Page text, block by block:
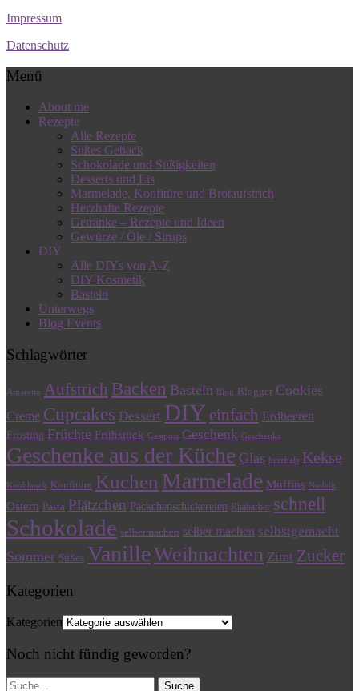
Impressum
Datenschutz
Menü
About me
Rezepte
Alle Rezepte
Süßes Gebäck
Schokolade und Süßigkeiten
Desserts und Eis
Marmelade, Konfitüre und Brotaufstrich
Herzhafte Rezepte
Getränke – Rezepte und Ideen
Gewürze / Öle / Sirups
DIY
Alle DIYs von A-Z
DIY Kosmetik
Basteln
Unterwegs
Blog Events
Schlagwörter
Amaretto Aufstrich Backen Basteln Blog Blogger Cookies
Creme Cupcakes Dessert DIY einfach Erdbeeren
Frosting Früchte Frühstück Gastpost Geschenk Geschenke
Geschenke aus der Küche Glas herzhaft Kekse
Knoblauch Konfitüre Kuchen Marmelade Muffins Nudeln
Ostern Pasta Plätzchen Päckchenschickereien Rhabarber schnell
Schokolade selbermachen selber machen selbstgemacht
Sommer Süßes VanilleWeihnachten Zimt Zucker
Kategorien
Kategorien
Noch nicht fündig geworden?